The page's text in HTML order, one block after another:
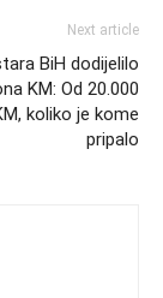
Next article
BiH dodijelilo
KM: Od 20.000
koliko je kome
pripalo